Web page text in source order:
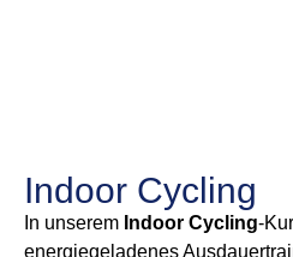
Indoor Cycling
In unserem Indoor Cycling-
energiegeladenes